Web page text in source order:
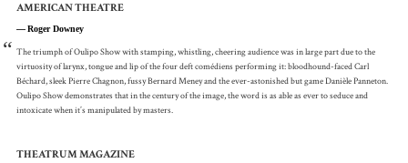
AMERICAN THEATRE
Roger Downey
“ The triumph of Oulipo Show with stamping, whistling, cheering audience was in large part due to the
virtuosity of larynx, tongue and lip of the four deft comédiens performing it: bloodhound-faced Carl
Béchard, sleek Pierre Chagnon, fussy Bernard Meney and the ever-astonished but game Danièle Panneton.
Oulipo Show demonstrates that in the century of the image, the word is as able as ever to seduce and
intoxicate when it’s manipulated by masters.
THEATRUM MAGAZINE